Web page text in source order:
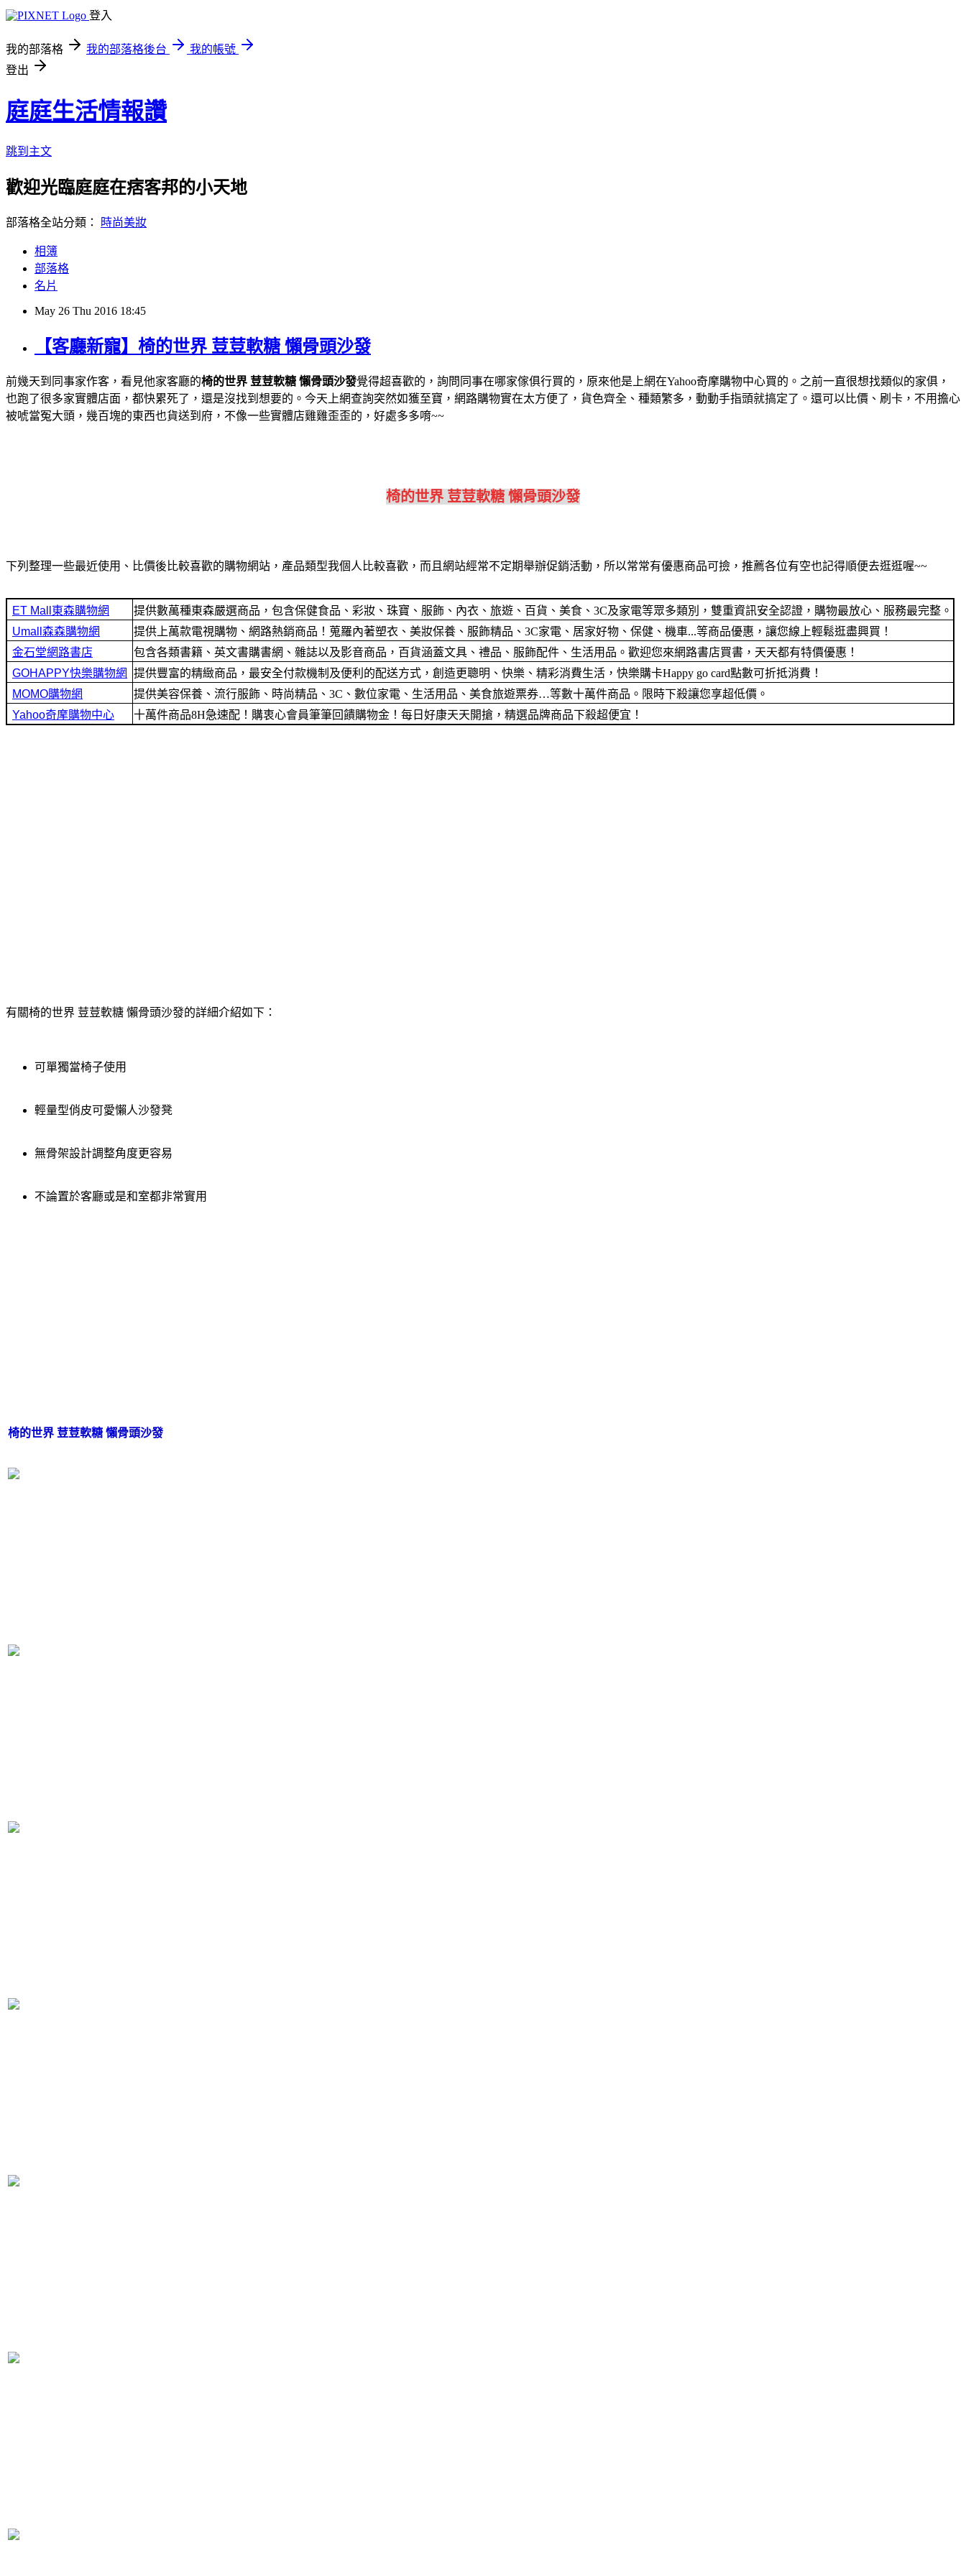
登入
我的部落格 我的部落格後台
我的帳號
登出
庭庭生活情報讚
跳到主文
歡迎光臨庭庭在痞客邦的小天地
部落格全站分類： 時尚美妝
相簿
部落格
名片
May 26 Thu 2016 18:45
【客廳新寵】椅的世界 荳荳軟糖 懶骨頭沙發
前幾天到同事家作客，看見他家客廳的椅的世界 荳荳軟糖 懶骨頭沙發覺得超喜歡的，詢問同事在哪家傢俱行買的，原來他是上網在Yahoo奇摩購物中心買的。之前一直很想找類似的家俱，
也跑了很多家實體店面，都快累死了，還是沒找到想要的。今天上網查詢突然如獲至寶，網路購物實在太方便了，貨色齊全、種類繁多，動動手指頭就搞定了。還可以比價、刷卡，不用擔心
被唬當冤大頭，幾百塊的東西也貨送到府，不像一些實體店雞雞歪歪的，好處多多唷~~
椅的世界 荳荳軟糖 懶骨頭沙發
下列整理一些最近使用、比價後比較喜歡的購物網站，產品類型我個人比較喜歡，而且網站經常不定期舉辦促銷活動，所以常常有優惠商品可撿，推薦各位有空也記得順便去逛逛喔~~
提供數萬種東森嚴選商品，包含保健食品、彩妝、珠寶、服飾、內衣、旅遊、百貨、美食、3C及家電等眾多類別，雙重資訊安全認證，購物最放心、服務最完整。
提供上萬款電視購物、網路熱銷商品！蒐羅內著塑衣、美妝保養、服飾精品、3C家電、居家好物、保健、機車...等商品優惠，讓您線上輕鬆逛盡興買！
包含各類書籍、英文書購書網、雜誌以及影音商品，百貨涵蓋文具、禮品、服飾配件、生活用品。歡迎您來網路書店買書，天天都有特價優惠！
提供豐富的精緻商品，最安全付款機制及便利的配送方式，創造更聰明、快樂、精彩消費生活，快樂購卡Happy go card點數可折抵消費！
提供美容保養、流行服飾、時尚精品、3C、數位家電、生活用品、美食旅遊票券…等數十萬件商品。限時下殺讓您享超低價。
十萬件商品8H急速配！購衷心會員筆筆回饋購物金！每日好康天天開搶，精選品牌商品下殺超便宜！
有關椅的世界 荳荳軟糖 懶骨頭沙發的詳細介紹如下：
可單獨當椅子使用
輕量型俏皮可愛懶人沙發凳
無骨架設計調整角度更容易
不論置於客廳或是和室都非常實用
椅的世界 荳荳軟糖 懶骨頭沙發